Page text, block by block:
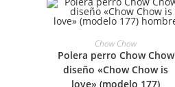
SELECCIONAR OPCIONES
Chow Chow
Polera perro Chow Chow
diseño «Chow Chow is
love» (modelo 177)